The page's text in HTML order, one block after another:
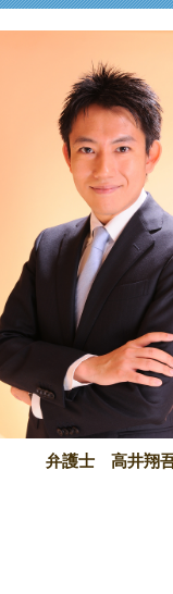
弁護士 高井翔